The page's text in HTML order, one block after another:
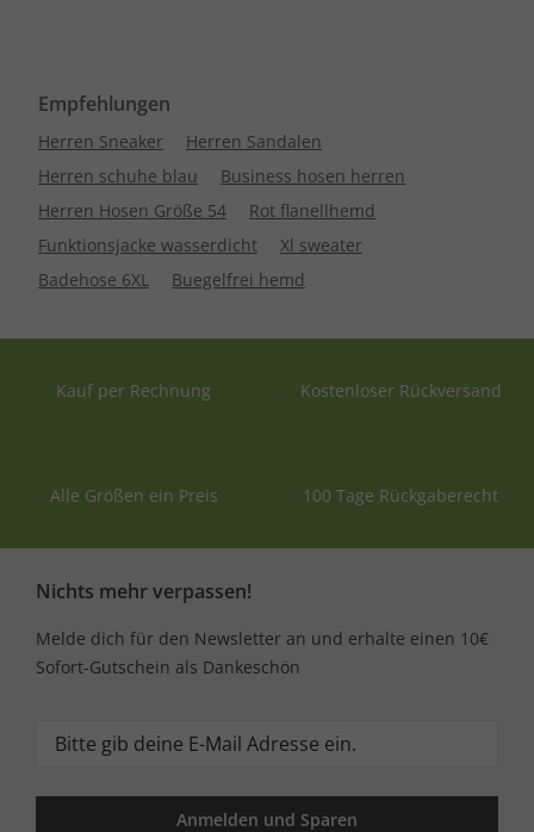
Empfehlungen
Herren Sneaker
Herren Sandalen
Herren schuhe blau
Business hosen herren
Herren Hosen Größe 54
Rot flanellhemd
Funktionsjacke wasserdicht
Xl sweater
Badehose 6XL
Buegelfrei hemd
Kauf per Rechnung Kostenloser Rückversand
Alle Größen ein Preis 100 Tage Rückgaberecht
Nichts mehr verpassen!
Melde dich für den Newsletter an und erhalte einen 10€
Sofort-Gutschein als Dankeschön
Anmelden und Sparen